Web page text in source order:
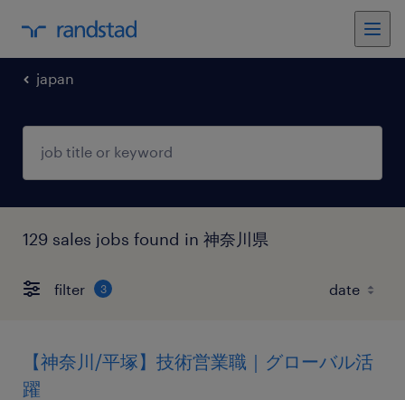
japan
129 sales jobs found in 神奈川県
filter 3
【神奈川/平塚】技術営業職｜グローバル活
躍